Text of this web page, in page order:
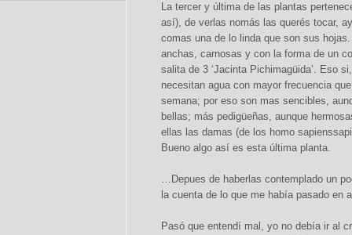
La tercer y última de las plantas
así), de verlas nomás las querés tocar,
comas una de lo linda que son sus
anchas, carnosas y con la forma de un
salita de 3 ‘Jacinta Pichimagüida’. Eso
necesitan agua con mayor frecuencia
semana; por eso son mas sencibles,
bellas; más pedigüeñas, aunque
ellas las damas (de los homo
Bueno algo así es esta última planta.
…Depues de haberlas contemplado un
la cuenta de lo que me había pasado en
Pasó que entendí mal, yo no debía ir al